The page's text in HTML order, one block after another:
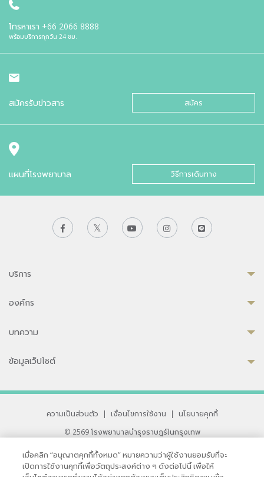
โทรหาเรา +66 2066 8888
พร้อมบริการทุกวัน 24 ชม.
สมัครรับข่าวสาร สมัคร
แผนที่โรงพยาบาล วิธีการเดินทาง
บริการ
องค์กร
บทความ
ข้อมูลเว็ปไซต์
ความเป็นส่วนตัว | เงื่อนไขการใช้งาน |
นโยบายคุกกี้
© 2569 โรงพยาบาลบำรุงราษฎร์ในกรุงเทพ
33 สุขุมวิท ซอย 3 เขตวัฒนา กรุงเทพ 10110 ประเทศไทย
หากท่านมีข้อคิดเห็นหรือปัญหาในการใช้เว็บไซต์ของเรา
เมื่อคลิก “อนุญาตคุกกี้ทั้งหมด” หมายความว่าผู้ใช้งานยอมรับที่จะ
เปิดการใช้งานคุกกี้เพื่อวัตถุประสงค์ต่าง ๆ ดังต่อไปนี้ เพื่อให้